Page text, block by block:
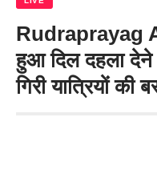
Rudraprayag
हुआ दिल दहला देने
गिरी यात्रियों की